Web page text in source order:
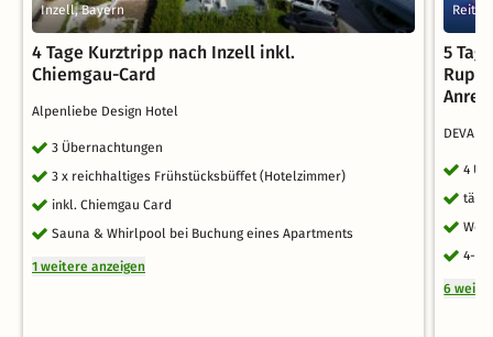
Inzell, Bayern
4 Tage Kurztripp nach Inzell inkl.
Chiemgau-Card
Alpenliebe Design Hotel
3 Übernachtungen
3 x reichhaltiges Frühstücksbüffet (Hotelzimmer)
inkl. Chiemgau Card
Sauna & Whirlpool bei Buchung eines Apartments
1 weitere anzeigen
Reit
5
DEVA
4
4-
6